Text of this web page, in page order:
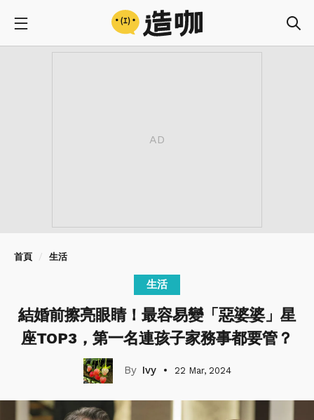
首頁 生活
生活
結婚前擦亮眼睛！最容易變「惡婆婆」星
座TOP3，第一名連孩子家務事都要管？
Ivy 22 Mar, 2024